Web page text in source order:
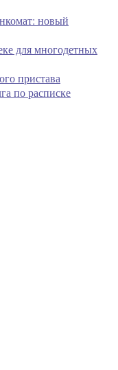
новый
для многодетных
пристава
по расписке